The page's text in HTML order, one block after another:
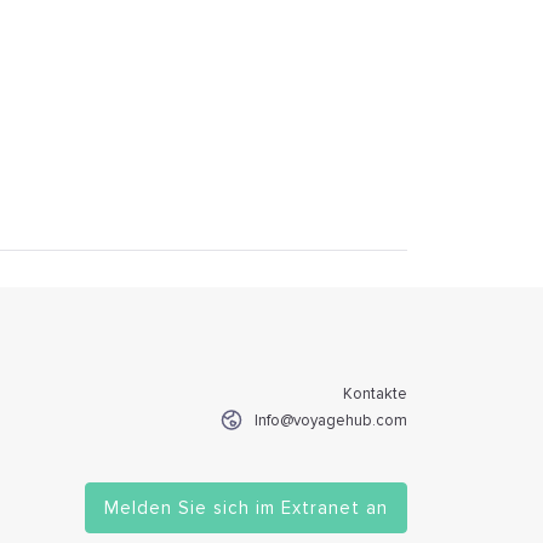
Kontakte
Info@voyagehub.com
Melden Sie sich im Extranet an